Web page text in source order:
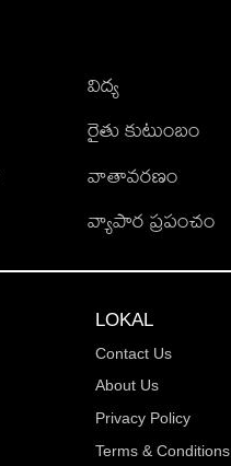
విద్య
రైతు కుటుంబం
వాతావరణం
వ్యాపార ప్రపంచం
LOKAL
Contact Us
About Us
Privacy Policy
Terms & Conditions